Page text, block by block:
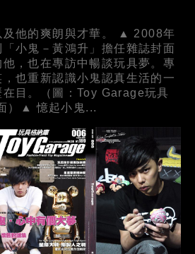
及他的爽朗與才華。 ▲ 2008年
小鬼－黃鴻升」擔任雜誌封面
，也在專訪中暢談玩具夢。專
也重新認識小鬼認真生活的一
目。（圖：Toy Garage玩具
）▲ 憶起小鬼...